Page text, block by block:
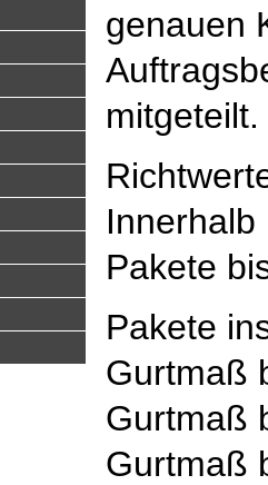
genauen
mitgeteilt.
Innerhalb
Pakete
Pakete
Gurtmaß
Gurtmaß
Gurtmaß